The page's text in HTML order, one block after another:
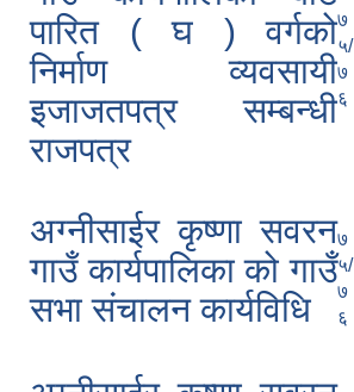
पारित ( घ ) वर्गको
निर्माण व्यवसायी
इजाजतपत्र सम्बन्धी
राजपत्र
७
५/
७
६
अग्नीसाईर कृष्णा सवरन
गाउँ कार्यपालिका को गाउँ
सभा संचालन कार्यविधि
७
५/
७
६